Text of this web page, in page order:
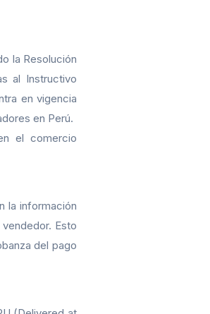
la Resolución
al Instructivo
en vigencia
en Perú.
el comercio
la información
Esto
del pago